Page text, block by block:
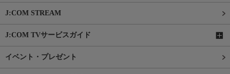
J:COM STREAM
J:COM TVサービスガイド
イベント・プレゼント